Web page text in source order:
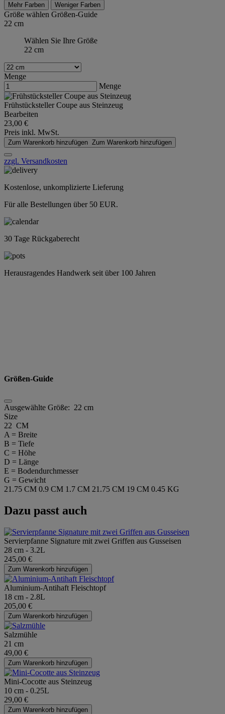
Mehr Farben Weniger Farben
Größe wählen Größen-Guide
22 cm
Wählen Sie Ihre Größe
22 cm
Menge
Menge
Frühstücksteller Coupe aus Steinzeug
Bearbeiten
23,00 €
Preis inkl. MwSt.
Zum Warenkorb hinzufügen Zum Warenkorb hinzufügen
zzgl. Versandkosten
Kostenlose, unkomplizierte Lieferung
Für alle Bestellungen über 50 EUR.
30 Tage Rückgaberecht
Herausragendes Handwerk seit über 100 Jahren
Größen-Guide
Ausgewählte Größe: 22 cm
Size
22 CM
A = Breite
B = Tiefe
C = Höhe
D = Länge
E = Bodendurchmesser
G = Gewicht
21.75 CM 0.9 CM 1.7 CM 21.75 CM 19 CM 0.45 KG
Dazu passt auch
Servierpfanne Signature mit zwei Griffen aus Gusseisen
28 cm - 3.2L
245,00 €
Zum Warenkorb hinzufügen
Aluminium-Antihaft Fleischtopf
18 cm - 2.8L
205,00 €
Zum Warenkorb hinzufügen
Salzmühle
21 cm
49,00 €
Zum Warenkorb hinzufügen
Mini-Cocotte aus Steinzeug
10 cm - 0.25L
29,00 €
Zum Warenkorb hinzufügen